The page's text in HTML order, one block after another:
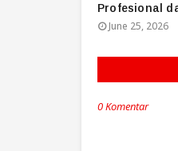
Profesional
June 25, 2026
0 Komentar